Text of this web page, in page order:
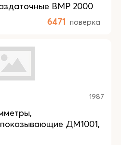
ВМР 2000
6471 поверка
1987
ДМ1001,